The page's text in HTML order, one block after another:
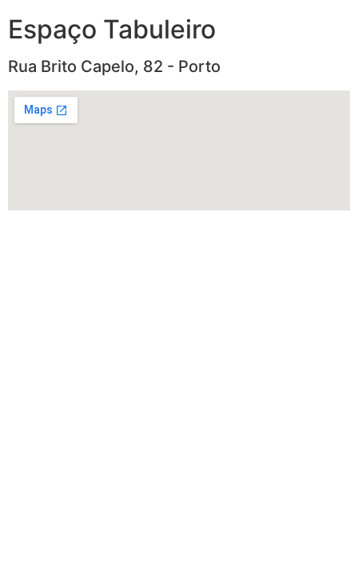
Espaço Tabuleiro
Rua Brito Capelo, 82 - Porto